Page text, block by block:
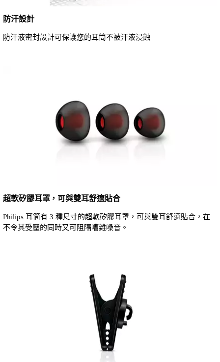
防汗設計
防汗液密封設計可保護您的耳筒不被汗液浸蝕
超軟矽膠耳罩，可與雙耳舒適貼合
Philips 耳筒有 3 種尺寸的超軟矽膠耳罩，可與雙耳舒適貼合，在
不令其受壓的同時又可阻隔嘈雜噪音。